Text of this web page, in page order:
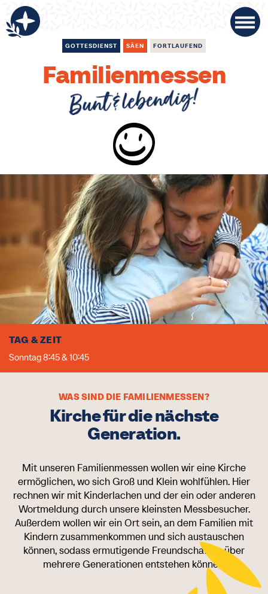
GOTTESDIENST SÄEN FORTLAUFEND
Familienmessen
Bunt & lebendig!
TAG & ZEIT
Sonntag 8:45 & 10:45
WAS SIND DIE FAMILIENMESSEN?
Kirche für die nächste
Generation.
Mit unseren Familienmessen wollen wir eine Kirche
ermöglichen, wo sich Groß und Klein wohlfühlen. Hier
rechnen wir mit Kinderlachen und der ein oder anderen
Wortmeldung durch unsere kleinsten Messbesucher.
Außerdem wollen wir ein Ort sein, an dem Familien mit
Kindern zusammenkommen und sich austauschen
können, sodass ermutigende Freundschaften über
mehrere Generationen entstehen können.